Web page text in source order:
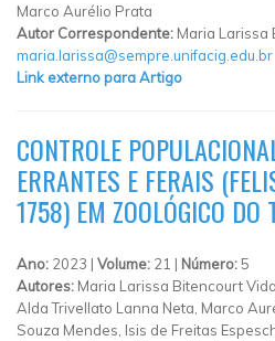
Marco Aurélio Prata
Autor Correspondente: Maria Larissa
maria.larissa@sempre.unifacig.edu.br
Link externo para Artigo
CONTROLE
ERRANTES E FERAIS
1758) EM ZOOLÓGICO DO
Ano: 2023 | Volume: 21 | Número:5
Autores: Maria Larissa Bitencourt
Alda Trivellato Lanna Neta, Marco
Souza Mendes, Isis de Freitas